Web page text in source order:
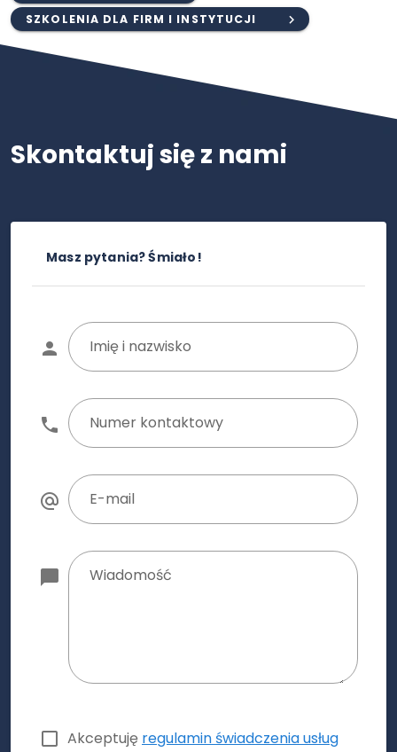
SZKOLENIA DLA FIRM I INSTYTUCJI
Skontaktuj się z nami
Masz pytania? Śmiało!
Imię i nazwisko
Numer kontaktowy
E-mail
Wiadomość
Akceptuję regulamin świadczenia usług